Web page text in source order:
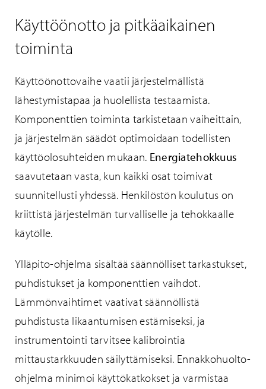
Käyttöönotto ja pitkäaikainen
toiminta
Käyttöönottovaihe vaatii järjestelmällistä
lähestymistapaa ja huolellista testaamista.
Komponenttien toiminta tarkistetaan vaiheittain,
ja järjestelmän säädöt optimoidaan todellisten
käyttöolosuhteiden mukaan. Energiatehokkuus
saavutetaan vasta, kun kaikki osat toimivat
suunnitellusti yhdessä. Henkilöstön koulutus on
kriittistä järjestelmän turvalliselle ja tehokkaalle
käytölle.
Ylläpito-ohjelma sisältää säännölliset tarkastukset,
puhdistukset ja komponenttien vaihdot.
Lämmönvaihtimet vaativat säännöllistä
puhdistusta likaantumisen estämiseksi, ja
instrumentointi tarvitsee kalibrointia
mittaustarkkuuden säilyttämiseksi. Ennakkohuolto-
ohjelma minimoi käyttökatkokset ja varmistaa